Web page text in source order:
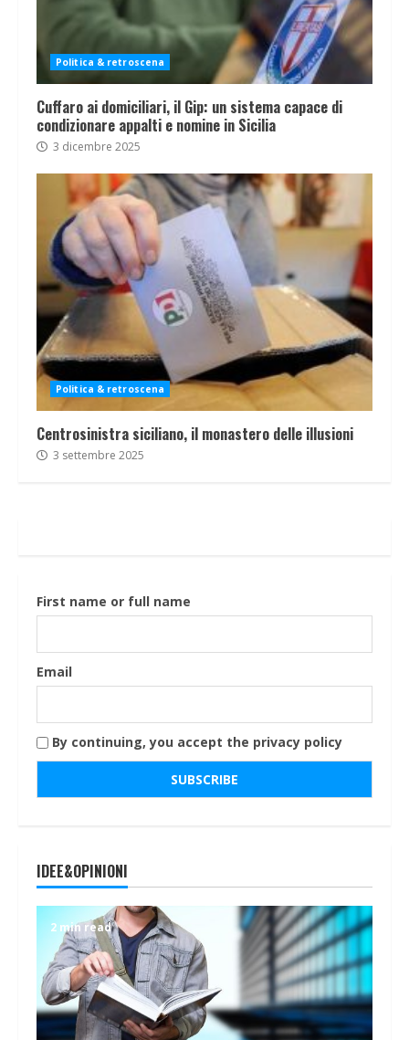
Politica & retroscena
Cuffaro ai domiciliari, il Gip: un sistema capace di
condizionare appalti e nomine in Sicilia
3 dicembre 2025
Politica & retroscena
Centrosinistra siciliano, il monastero delle illusioni
3 settembre 2025
First name or full name
Email
By continuing, you accept the privacy policy
IDEE&OPINIONI
2 min read